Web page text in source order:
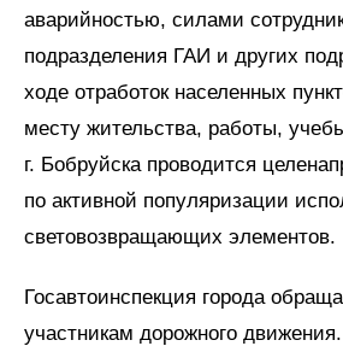
аварийностью, силами
подразделения ГАИ и других
ходе отработок населенных
месту жительства, работы,
г. Бобруйска проводится
по активной популяризации
световозвращающих элементов.
Госавтоинспекция города
участникам дорожного движения.